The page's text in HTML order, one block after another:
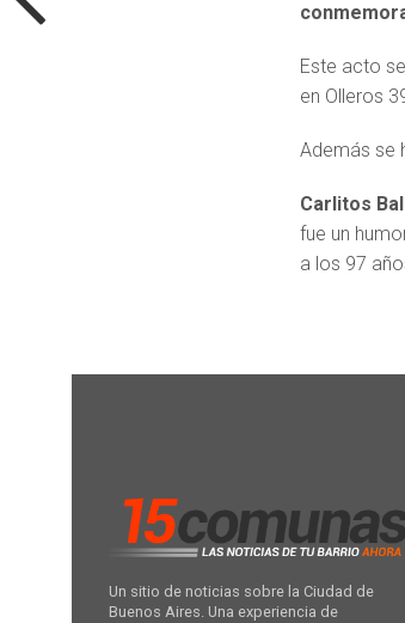
Este acto
en Olleros
Además se
Carlitos
fue un
a los 97
Un sitio de noticias sobre la Ciudad de
Buenos Aires. Una experiencia de